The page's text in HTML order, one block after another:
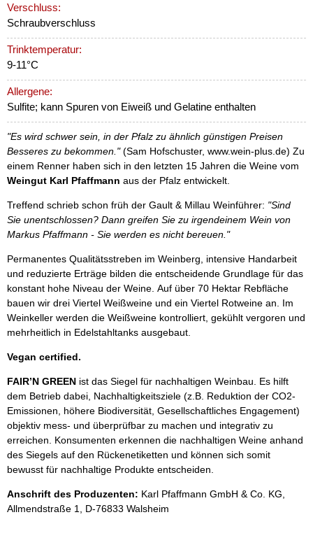
Verschluss:
Schraubverschluss
Trinktemperatur:
9-11°C
Allergene:
Sulfite; kann Spuren von Eiweiß und Gelatine enthalten
"Es wird schwer sein, in der Pfalz zu ähnlich günstigen Preisen
Besseres zu bekommen."(Sam Hofschuster, www.wein-plus.de) Zu
einem Renner haben sich in den letzten 15 Jahren die Weine vom
Weingut Karl Pfaffmann aus der Pfalz entwickelt.
Treffend schrieb schon früh der Gault & Millau Weinführer: "Sind
Sie unentschlossen? Dann greifen Sie zu irgendeinem Wein von
Markus Pfaffmann - Sie werden es nicht bereuen."
Permanentes Qualitätsstreben im Weinberg, intensive Handarbeit
und reduzierte Erträge bilden die entscheidende Grundlage für das
konstant hohe Niveau der Weine. Auf über 70 Hektar Rebfläche
bauen wir drei Viertel Weißweine und ein Viertel Rotweine an. Im
Weinkeller werden die Weißweine kontrolliert, gekühlt vergoren und
mehrheitlich in Edelstahltanks ausgebaut.
Vegan certified.
FAIR’N GREEN ist das Siegel für nachhaltigen Weinbau. Es hilft
dem Betrieb dabei, Nachhaltigkeitsziele (z.B. Reduktion der CO2-
Emissionen, höhere Biodiversität, Gesellschaftliches Engagement)
objektiv mess- und überprüfbar zu machen und integrativ zu
erreichen. Konsumenten erkennen die nachhaltigen Weine anhand
des Siegels auf den Rückenetiketten und können sich somit
bewusst für nachhaltige Produkte entscheiden.
Anschrift des Produzenten: Karl Pfaffmann GmbH & Co. KG,
Allmendstraße 1, D-76833 Walsheim